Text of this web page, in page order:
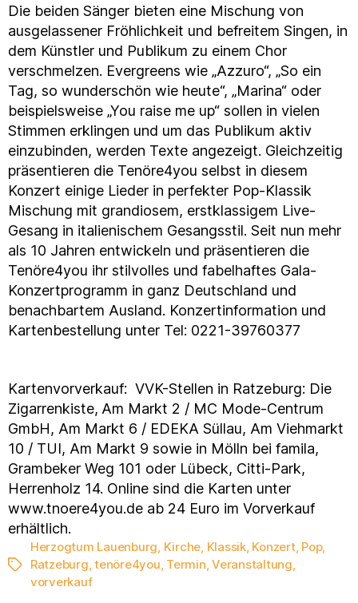
Die beiden Sänger bieten eine Mischung von
ausgelassener Fröhlichkeit und befreitem Singen, in
dem Künstler und Publikum zu einem Chor
verschmelzen. Evergreens wie „Azzuro“, „So ein
Tag, so wunderschön wie heute“, „Marina“ oder
beispielsweise „You raise me up“ sollen in vielen
Stimmen erklingen und um das Publikum aktiv
einzubinden, werden Texte angezeigt. Gleichzeitig
präsentieren die Tenöre4you selbst in diesem
Konzert einige Lieder in perfekter Pop-Klassik
Mischung mit grandiosem, erstklassigem Live-
Gesang in italienischem Gesangsstil. Seit nun mehr
als 10 Jahren entwickeln und präsentieren die
Tenöre4you ihr stilvolles und fabelhaftes Gala-
Konzertprogramm in ganz Deutschland und
benachbartem Ausland. Konzertinformation und
Kartenbestellung unter Tel: 0221-39760377
Kartenvorverkauf: VVK-Stellen in Ratzeburg: Die
Zigarrenkiste, Am Markt 2 / MC Mode-Centrum
GmbH, Am Markt 6 / EDEKA Süllau, Am Viehmarkt
10 / TUI, Am Markt 9 sowie in Mölln bei famila,
Grambeker Weg 101 oder Lübeck, Citti-Park,
Herrenholz 14. Online sind die Karten unter
www.tnoere4you.de ab 24 Euro im Vorverkauf
erhältlich.
Schlagwörter
Herzogtum Lauenburg, Kirche, Klassik, Konzert, Pop,
Ratzeburg,tenöre4you, Termin,Veranstaltung,
vorverkauf